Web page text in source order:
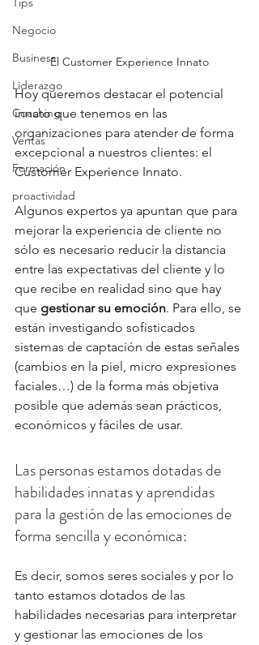
Negocio
Business
Liderazgo
Coaching
Ventas
Formación
proactividad
El Customer Experience Innato
Hoy queremos destacar el potencial
innato que tenemos en las
organizaciones para atender de forma
excepcional a nuestros clientes: el
Customer Experience Innato.
Algunos expertos ya apuntan que para
mejorar la experiencia de cliente no
sólo es necesario reducir la distancia
entre las expectativas del cliente y lo
que recibe en realidad sino que hay
que gestionar su emoción. Para ello, se
están investigando sofisticados
sistemas de captación de estas señales
(cambios en la piel, micro expresiones
faciales…) de la forma más objetiva
posible que además sean prácticos,
económicos y fáciles de usar.
Las personas estamos dotadas de
habilidades innatas y aprendidas
para la gestión de las emociones de
forma sencilla y económica:
Es decir, somos seres sociales y por lo
tanto estamos dotados de las
habilidades necesarias para interpretar
y gestionar las emociones de los